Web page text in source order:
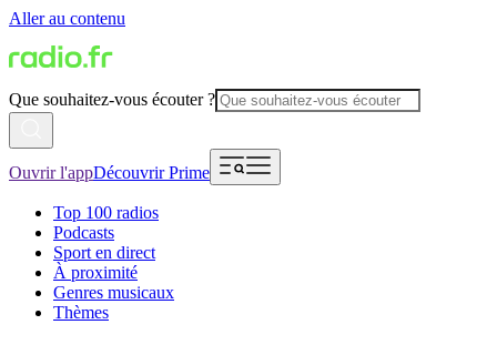
Aller au contenu
Que souhaitez-vous écouter ?
Ouvrir l'appDécouvrir Prime
Top 100 radios
Podcasts
Sport en direct
À proximité
Genres musicaux
Thèmes